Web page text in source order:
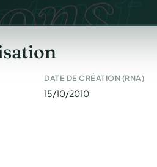
DATE DE CRÉATION (RNA)
15/10/2010